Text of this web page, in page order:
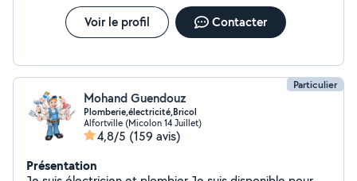
Voir le profil Contacter
Particulier
Mohand Guendouz
Plomberie,électricité,Bricol
Alfortville (Micolon 14 Juillet)
4,8/5 (159 avis)
Présentation